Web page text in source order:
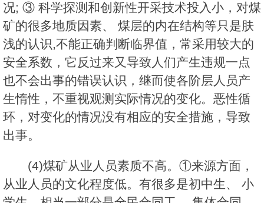
况; ③ 科学探测和创新性开采技术投入小，对煤
矿的很多地质因素、 煤层的内在结构等只是肤
浅的认识,不能正确判断临界值，常采用较大的
安全系数，它反过来又导致人们产生违规一点
也不会出事的错误认识，继而使各阶层人员产
生惰性，不重视观测实际情况的变化。恶性循
环，对变化的情况没有相应的安全措施，导致
出事。
(4)煤矿从业人员素质不高。①来源方面，
从业人员的文化程度低。有很多是初中生、 小